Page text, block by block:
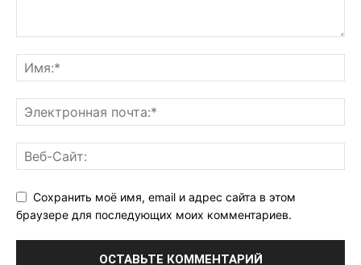
Сохранить моё имя, email и адрес сайта в этом
браузере для последующих моих комментариев.